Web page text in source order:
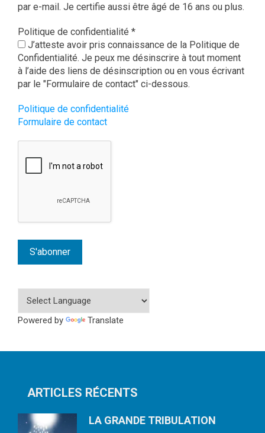
par e-mail. Je certifie aussi être âgé de 16 ans ou plus.
Politique de confidentialité *
J’atteste avoir pris connaissance de la Politique de
Confidentialité. Je peux me désinscrire à tout moment
à l’aide des liens de désinscription ou en vous écrivant
par le "Formulaire de contact" ci-dessous.
Politique de confidentialité
Formulaire de contact
Powered by Translate
ARTICLES RÉCENTS
LA GRANDE TRIBULATION